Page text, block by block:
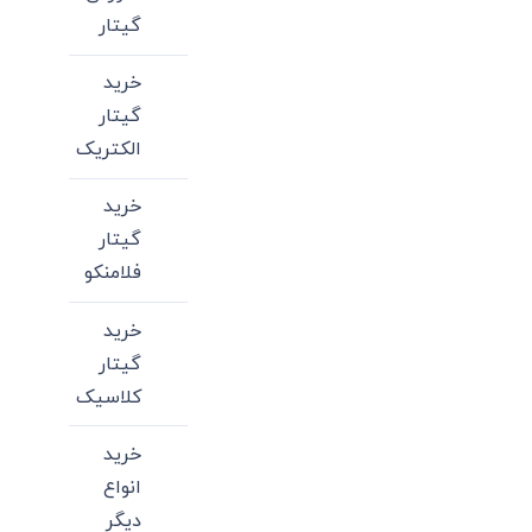
گیتار
خرید
گیتار
الکتریک
خرید
گیتار
فلامنکو
خرید
گیتار
کلاسیک
خرید
انواع
دیگر